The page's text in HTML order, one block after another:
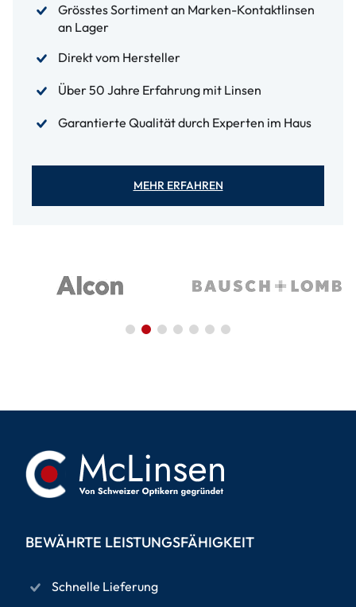
Grösstes Sortiment an Marken-Kontaktlinsen
an Lager
Direkt vom Hersteller
Über 50 Jahre Erfahrung mit Linsen
Garantierte Qualität durch Experten im Haus
MEHR ERFAHREN
BEWÄHRTE LEISTUNGSFÄHIGKEIT
Schnelle Lieferung